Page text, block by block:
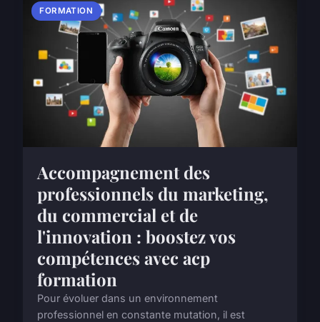
FORMATION
Accompagnement des
professionnels du marketing,
du commercial et de
l'innovation : boostez vos
compétences avec acp
formation
Pour évoluer dans un environnement
professionnel en constante mutation, il est